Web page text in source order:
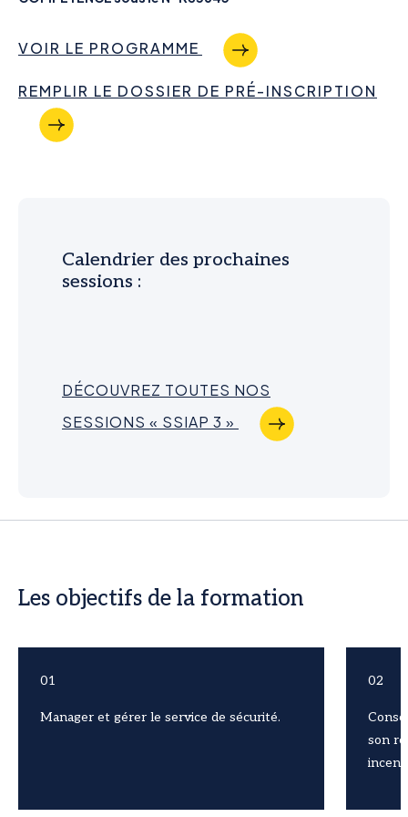
VOIR LE PROGRAMME
REMPLIR LE DOSSIER DE PRÉ-INSCRIPTION
Calendrier des prochaines
sessions :
DÉCOUVREZ TOUTES NOS
SESSIONS « SSIAP 3 »
Les objectifs de la formation
01
Manager et gérer le service de sécurité.
02
son